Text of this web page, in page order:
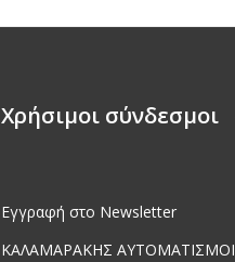
Χρήσιμοι σύνδεσμοι
Εγγραφή στο Newsletter
ΚΑΛΑΜΑΡΑΚΗΣ ΑΥΤΟΜΑΤΙΣΜΟΙ